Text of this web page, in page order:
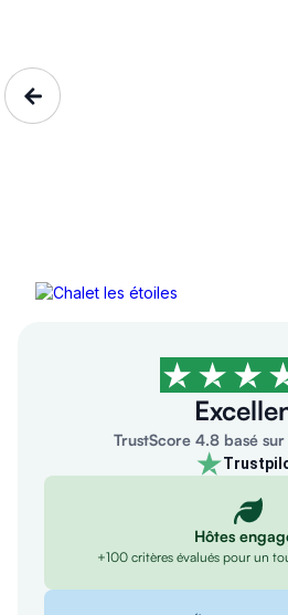
TrustScore 4.8 basé
Hôtes
+100 critères évalués pour un